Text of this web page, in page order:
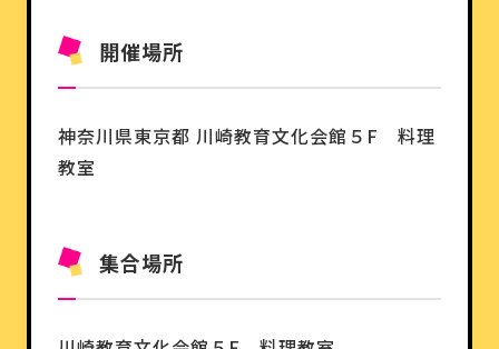
開催場所
神奈川県東京都 川崎教育文化会館５F 料理
教室
集合場所